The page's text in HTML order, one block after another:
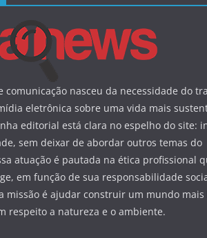
comunicação nasceu da necessidade do
eletrônica sobre uma vida mais
editorial está clara no espelho do site:
sem deixar de abordar outros temas do
atuação é pautada na ética profissional
em função de sua responsabilidade
missão é ajudar construir um mundo
respeito a natureza e o ambiente.